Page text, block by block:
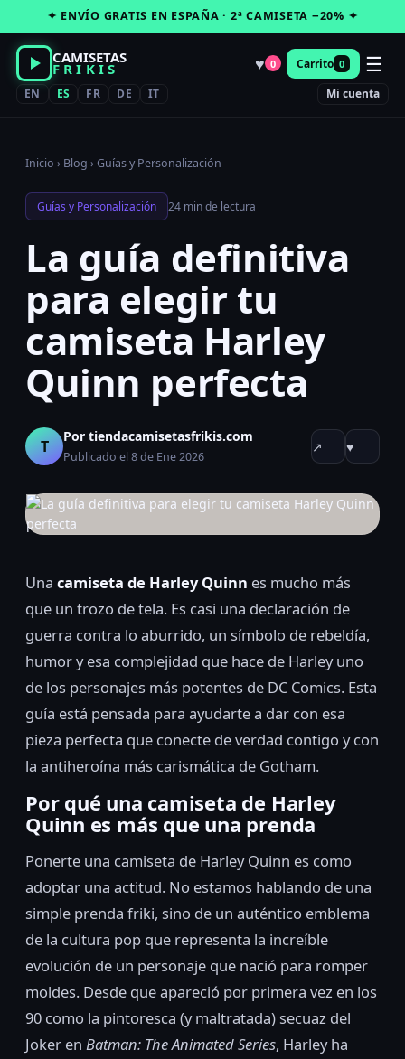
al
contenido
✦ ENVÍO GRATIS EN ESPAÑA · 2ª CAMISETA −20% ✦
CAMISETAS
FRIKIS ♥ 0 Carrito 0 ☰
EN ES FR DE IT Mi cuenta
Inicio › Blog ›Guías y Personalización
Guías y Personalización 24 min de lectura
La guía definitiva
para elegir tu
camiseta Harley
Quinn perfecta
T Por tiendacamisetasfrikis.com
Publicado el 8 de Ene 2026
↗ ♥
Una camiseta de Harley Quinn es mucho más
que un trozo de tela. Es casi una declaración de
guerra contra lo aburrido, un símbolo de rebeldía,
humor y esa complejidad que hace de Harley uno
de los personajes más potentes de DC Comics. Esta
guía está pensada para ayudarte a dar con esa
pieza perfecta que conecte de verdad contigo y con
la antiheroína más carismática de Gotham.
Por qué una camiseta de Harley
Quinn es más que una prenda
Ponerte una camiseta de Harley Quinn es como
adoptar una actitud. No estamos hablando de una
simple prenda friki, sino de un auténtico emblema
de la cultura pop que representa la increíble
evolución de un personaje que nació para romper
moldes. Desde que apareció por primera vez en los
90 como la pintoresca (y maltratada) secuaz del
Joker en Batman: The Animated Series, Harley ha